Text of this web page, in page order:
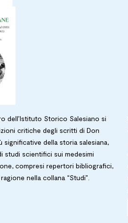
dell’Istituto Storico Salesiano si
critiche degli scritti di Don
della storia salesiana,
studi scientifici sui medesimi
compresi repertori bibliografici,
nella collana “Studi”.